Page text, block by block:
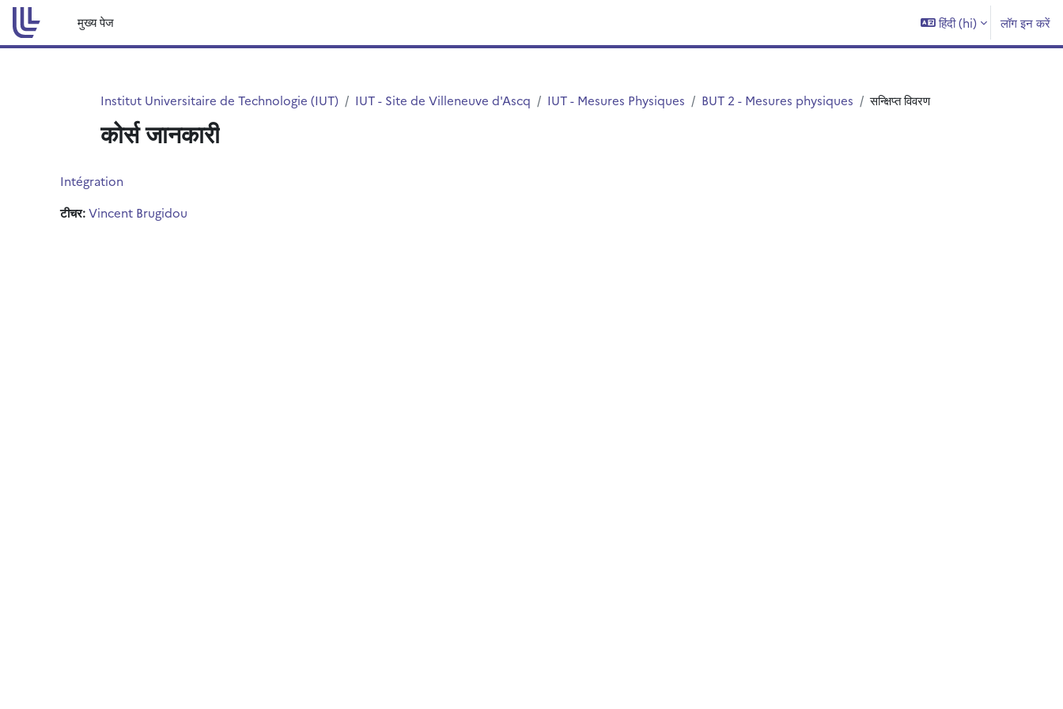
छोड़ कर मुख्य सामग्री पर जाएं
मुख्य पेज
हिंदी ‎(hi)‎ लॉग इन करें
Institut Universitaire de Technologie (IUT) IUT - Site de Villeneuve d'Ascq IUT - Mesures Physiques BUT 2 - Mesures physiques सन्क्षिप्त विवरण
कोर्स जानकारी
Intégration
टीचर:Vincent Brugidou